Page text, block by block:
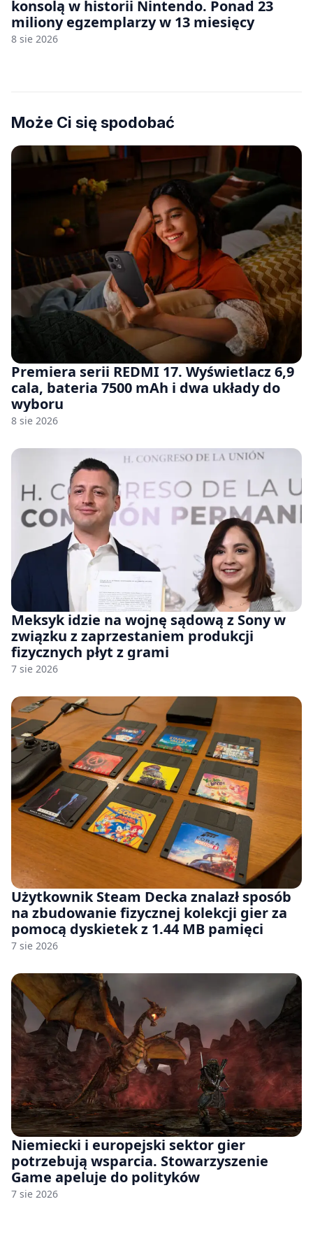
konsolą w historii Nintendo. Ponad 23
miliony egzemplarzy w 13 miesięcy
8 sie 2026
Może Ci się spodobać
Premiera serii REDMI 17. Wyświetlacz 6,9
cala, bateria 7500 mAh i dwa układy do
wyboru
8 sie 2026
Meksyk idzie na wojnę sądową z Sony w
związku z zaprzestaniem produkcji
fizycznych płyt z grami
7 sie 2026
Użytkownik Steam Decka znalazł sposób
na zbudowanie fizycznej kolekcji gier za
pomocą dyskietek z 1.44 MB pamięci
7 sie 2026
Niemiecki i europejski sektor gier
potrzebują wsparcia. Stowarzyszenie
Game apeluje do polityków
7 sie 2026